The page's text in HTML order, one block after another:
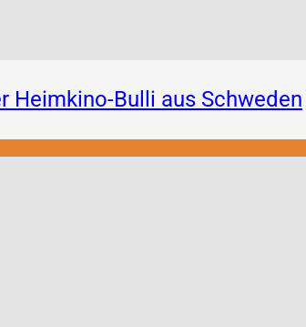
Heimkino-Bulli aus Schweden